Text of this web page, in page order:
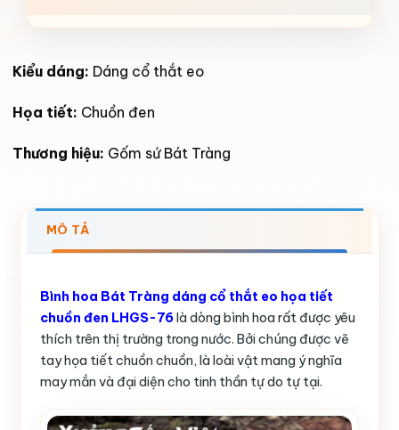
Kiểu dáng: Dáng cổ thắt eo
Họa tiết: Chuồn đen
Thương hiệu: Gốm sứ Bát Tràng
MÔ TẢ
Bình hoa Bát Tràng dáng cổ thắt eo họa tiết
chuồn đen LHGS-76là dòng bình hoa rất được yêu
thích trên thị trường trong nước. Bởi chúng được vẽ
tay họa tiết chuồn chuồn, là loài vật mang ý nghĩa
may mắn và đại diện cho tinh thần tự do tự tại.